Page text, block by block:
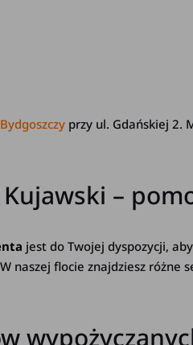
Bydgoszczy przy ul. Gdańskiej 2.
–
jest do Twojej dyspozycji,
naszej flocie znajdziesz